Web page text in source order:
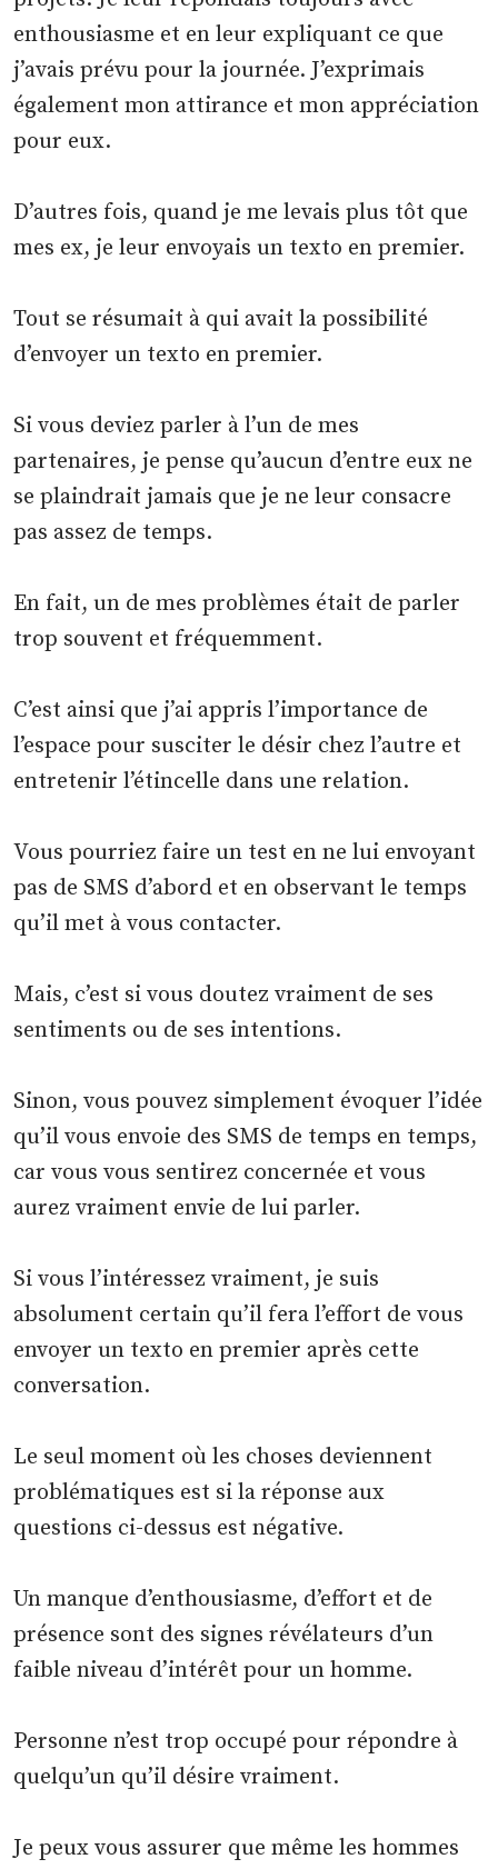
enthousiasme et en leur expliquant ce que
j’avais prévu pour la journée. J’exprimais
également mon attirance et mon appréciation
pour eux.
D’autres fois, quand je me levais plus tôt que
mes ex, je leur envoyais un texto en premier.
Tout se résumait à qui avait la possibilité
d’envoyer un texto en premier.
Si vous deviez parler à l’un de mes
partenaires, je pense qu’aucun d’entre eux ne
se plaindrait jamais que je ne leur consacre
pas assez de temps.
En fait, un de mes problèmes était de parler
trop souvent et fréquemment.
C’est ainsi que j’ai appris l’importance de
l’espace pour susciter le désir chez l’autre et
entretenir l’étincelle dans une relation.
Vous pourriez faire un test en ne lui envoyant
pas de SMS d’abord et en observant le temps
qu’il met à vous contacter.
Mais, c’est si vous doutez vraiment de ses
sentiments ou de ses intentions.
Sinon, vous pouvez simplement évoquer l’idée
qu’il vous envoie des SMS de temps en temps,
car vous vous sentirez concernée et vous
aurez vraiment envie de lui parler.
Si vous l’intéressez vraiment, je suis
absolument certain qu’il fera l’effort de vous
envoyer un texto en premier après cette
conversation.
Le seul moment où les choses deviennent
problématiques est si la réponse aux
questions ci-dessus est négative.
Un manque d’enthousiasme, d’effort et de
présence sont des signes révélateurs d’un
faible niveau d’intérêt pour un homme.
Personne n’est trop occupé pour répondre à
quelqu’un qu’il désire vraiment.
Je peux vous assurer que même les hommes